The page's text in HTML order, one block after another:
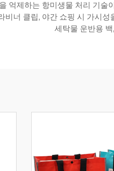
억제하는 항미생물 처리 기
비너 클립, 야간 쇼핑 시 가시
세탁물 운반용